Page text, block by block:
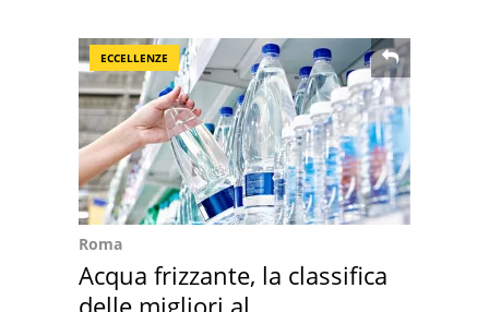
ECCELLENZE
Roma
Acqua frizzante, la classifica